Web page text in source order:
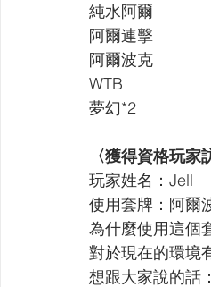
純水阿爾
阿爾連擊
阿爾波克
WTB
夢幻*2
〈獲得資格玩家
玩家姓名：Jell
使用套牌：阿爾
為什麼使用這個
對於現在的環境
想跟大家說的話